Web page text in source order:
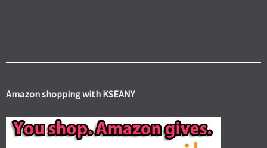
Amazon shopping with KSEANY